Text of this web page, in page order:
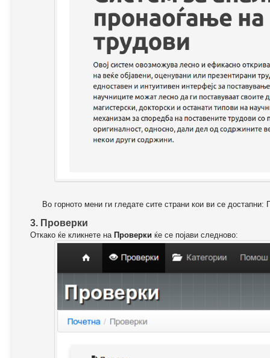
Во горното мени ги гледате сите страни кои ви се
3. Проверки
Откако ќе кликнете на Проверки ќе се појави следново: